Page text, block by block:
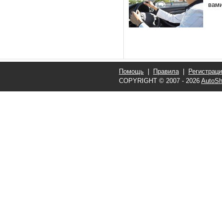
Помощь Правила|
COPYRIGHT © 2007 - 2026